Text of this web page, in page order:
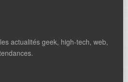
actualités geek, high-tech, web,